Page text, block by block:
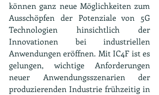
können ganz neue Möglichkeiten zum
Ausschöpfen der Potenziale von 5G
Technologien hinsichtlich der
Innovationen bei industriellen
Anwendungen eröffnen. Mit IC4F ist es
gelungen, wichtige Anforderungen
neuer Anwendungsszenarien der
produzierenden Industrie frühzeitig in